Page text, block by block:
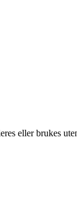
eller brukes